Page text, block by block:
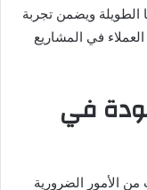
الطويلة ويضمن تجربة
في المشاريع
في
الأمور الضرورية